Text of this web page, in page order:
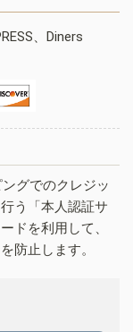
、Diners
グでのクレジッ
う「本人認証サ
ドを利用して、
防止します。